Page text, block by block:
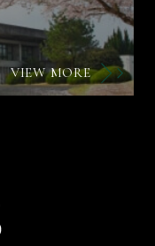
VIEW MORE